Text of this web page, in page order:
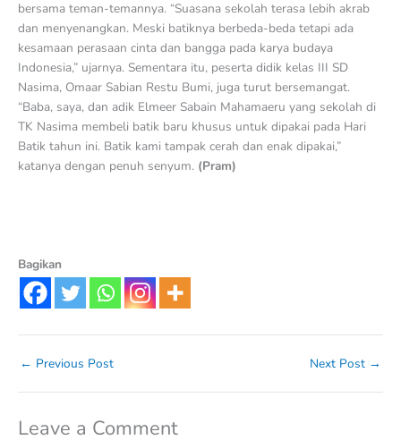
bersama teman-temannya. “Suasana sekolah terasa lebih akrab
dan menyenangkan. Meski batiknya berbeda-beda tetapi ada
kesamaan perasaan cinta dan bangga pada karya budaya
Indonesia,” ujarnya. Sementara itu, peserta didik kelas III SD
Nasima, Omaar Sabian Restu Bumi, juga turut bersemangat.
“Baba, saya, dan adik Elmeer Sabain Mahamaeru yang sekolah di
TK Nasima membeli batik baru khusus untuk dipakai pada Hari
Batik tahun ini. Batik kami tampak cerah dan enak dipakai,”
katanya dengan penuh senyum. (Pram)
Bagikan
← Previous Post Next Post →
Leave a Comment